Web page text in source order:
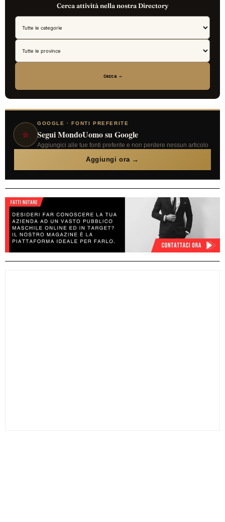
Cerca attività nella nostra Directory
Cerca →
⭐
GOOGLE · FONTI PREFERITE
Segui MondoUomo su Google
Aggiungici alle tue fonti preferite e non perdere nessun articolo
Aggiungi ora →